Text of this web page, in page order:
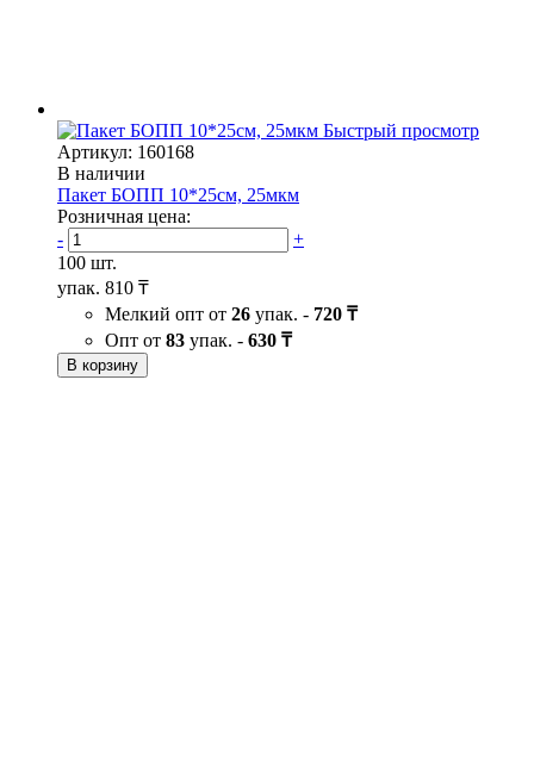
Быстрый просмотр
Артикул: 160168
В наличии
Пакет БОПП 10*25см, 25мкм
Розничная цена:
-
+
100 шт.
упак. 810 ₸
Мелкий опт от 26 упак. - 720 ₸
Опт от 83 упак. - 630 ₸
В корзину